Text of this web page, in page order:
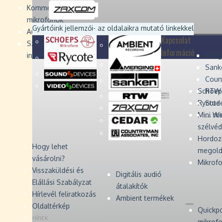
Kommentátor-
mikrofonok
Audio Monitors
Számítógépes audió
interfész
Rycote
Mini
Digitális audió
átalakítók
Ambient termékek
...
Devices
Devices
Zaxcom
Zaxcom
Gyártóink jellemzői- az oldalaikra mutató linkekkel
Kapcsolat
Információ
Hogy lehet
vásárolni?
Visszaküldési és
Elállási Szabályzat
Hírlevél feliratkozás
Oldaltérkép
HÍREK